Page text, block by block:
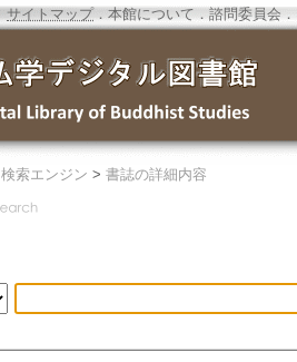
サイトマップ．本館について ． 諮問委員会 ．
検索エンジン > 書誌の詳細内容